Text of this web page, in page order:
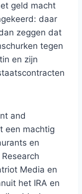
geld macht
daar
zeggen dat
tegen
en zijn
and
een machtig
en
Media en
het IRA en